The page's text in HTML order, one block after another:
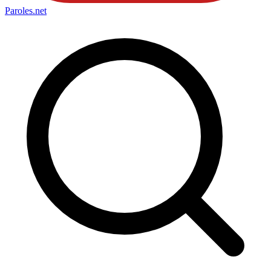
Paroles.net